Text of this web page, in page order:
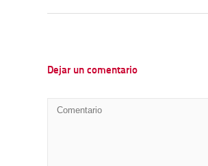
Dejar un comentario